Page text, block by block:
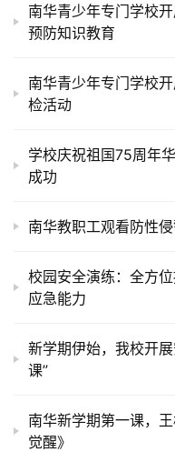
南华青少年专门学校
预防知识教育
南华青少年专门学校
检活动
学校庆祝祖国75周年
成功
南华教职工观看防性
校园安全演练：全方
应急能力
新学期伊始，我校开
课”
南华新学期第一课，
觉醒》